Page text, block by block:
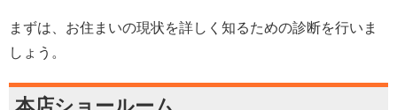
まずは、お住まいの現状を詳しく知るための診断を行いま
しょう。